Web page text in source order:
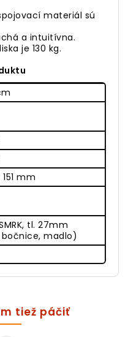
materiál sú
a intuitívna.
je 130 kg.
mm
tl. 27mm
madlo)
tiež páčiť